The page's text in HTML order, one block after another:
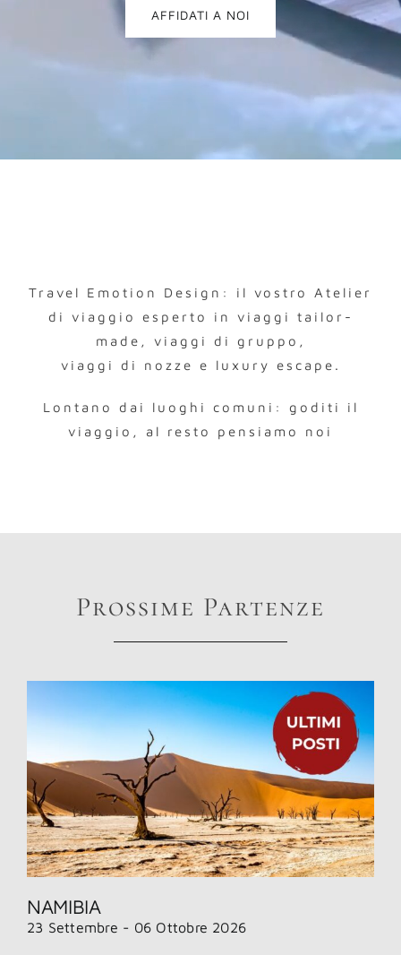
AFFIDATI A NOI
Travel Emotion Design: il vostro Atelier
di viaggio esperto in viaggi tailor-
made, viaggi di gruppo,
viaggi di nozze e luxury escape.
Lontano dai luoghi comuni: goditi il
viaggio, al resto pensiamo noi
Prossime Partenze
NAMIBIA
23 Settembre - 06 Ottobre 2026